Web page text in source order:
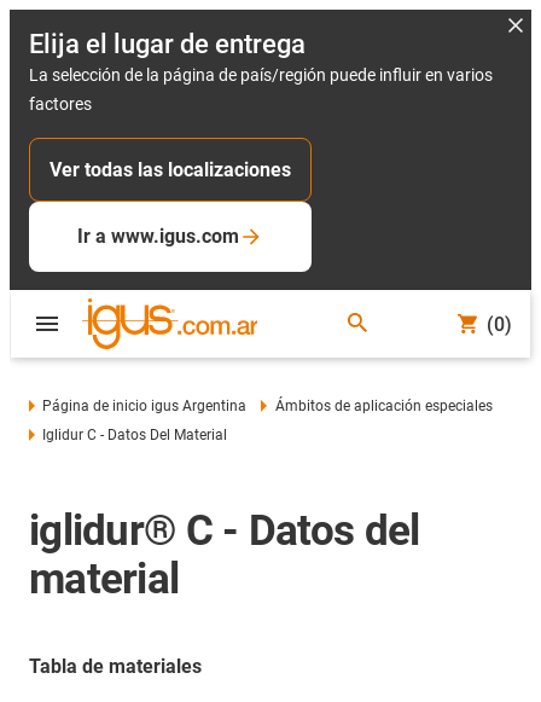
Elija el lugar de entrega
La selección de la página de país/región puede influir en varios
factores
Ver todas las localizaciones
Ir a www.igus.com
(0)
Página de inicio igus Argentina
Ámbitos de aplicación especiales
Iglidur C - Datos Del Material
iglidur® C - Datos del
material
Tabla de materiales